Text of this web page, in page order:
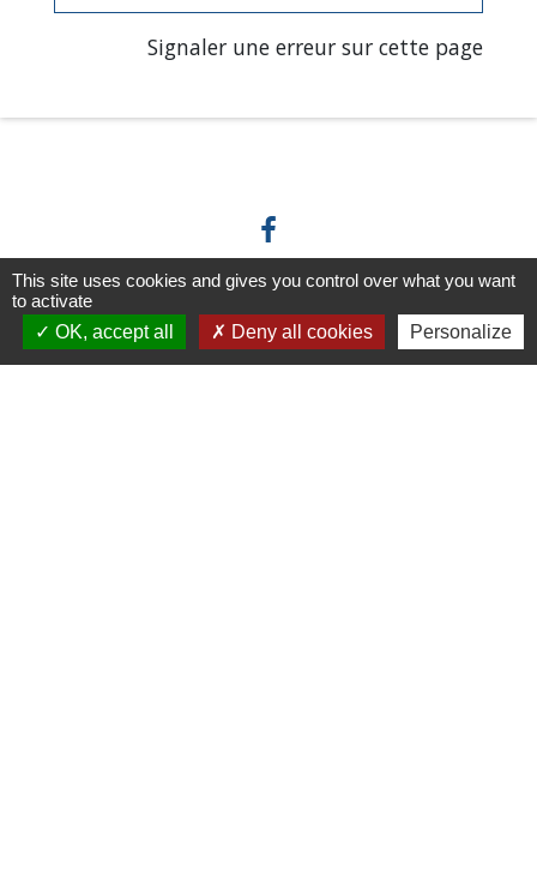
Signaler une erreur sur cette page
Horaires/Contacts
This site uses cookies and gives you control over what you want
to activate
OK, accept all
Deny all cookies Personalize